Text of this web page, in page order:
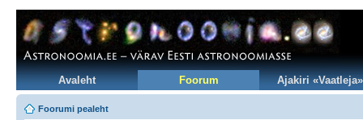
Avaleht Foorum Ajakiri «Vaatleja»
Foorumi pealeht